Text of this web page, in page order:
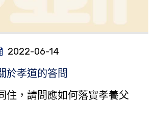
2022-06-14
於孝道的答問
住，請問應如何落實孝養父